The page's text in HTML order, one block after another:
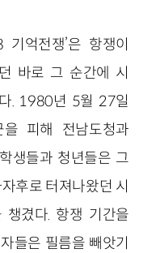
기억전쟁’은 항쟁이
바로 그 순간에 시
. 1980년 5월 27일
피해 전남도청과
생들과 청년들은 그
후로 터져나왔던 시
챙겼다. 항쟁 기간을
들은 필름을 빼앗기